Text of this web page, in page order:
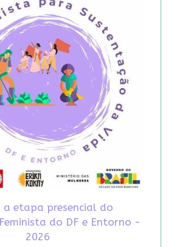
a etapa presencial do
do DF e Entorno -
2026